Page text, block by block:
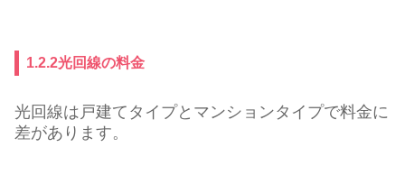
1.2.2光回線の料金
光回線は戸建てタイプとマンションタイプで料金に
差があります。